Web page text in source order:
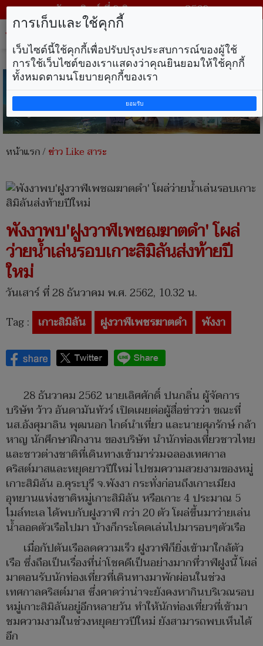
วันอาทิตย์ ที่ 9 สิงหาคม พ.ศ. 2569
หน้าแรก/ข่าว Like สาระ
พังงาพบ'ฝูงวาฬเพชฌฆาตดำ' โผล่
ว่ายน้ำเล่นรอบเกาะสิมิลันส่งท้ายปี
ใหม่
วันเสาร์ ที่ 28 ธันวาคม พ.ศ. 2562, 10.32 น.
Tag : เกาะสิมิลัน ฝูงวาฬเพชรฆาตดำ พังงา
28 ธันวาคม 2562 นายเลิศศักดิ์ ปนกลิ่น ผู้จัดการ
บริษัท ว้าว อันดามันทัวร์ เปิดเผยต่อผู้สื่อข่าวว่า ขณะที่
นส.อังศุมาลิน พุฒนอก ไกด์นำเที่ยว และนายศุภรักษ์ กล้า
หาญ นักศึกษาฝึกงาน ของบริษัท นำนักท่องเที่ยวชาวไทย
และชาวต่างชาติที่เดินทางเข้ามาร่วมฉลองเทศกาล
คริสต์มาสและหยุดยาวปีใหม่ ไปชมความสวยงามของหมู่
เกาะสิมิลัน อ.คุระบุรี จ.พังงา กระทั่งก่อนถึงเกาะเมียง
อุทยานแห่งชาติหมู่เกาะสิมิลัน หรือเกาะ 4 ประมาณ 5
ไมล์ทะเล ได้พบกับฝูงวาฬ กว่า 20 ตัว โผล่ขึ้นมาว่ายเล่น
น้ำลอดตัวเรือไปมา บ้างก็กระโดดเล่นไปมารอบๆตัวเรือ
เมื่อกัปตันเรือลดความเร็ว ฝูงวาฬก็ยิ่งเข้ามาใกล้ตัว
เรือ ซึ่งถือเป็นเรื่องที่น่าโชคดีเป็นอย่างมากที่วาฬฝูงนี้ โผล่
มาตอนรับนักท่องเที่ยวที่เดินทางมาพักผ่อนในช่วง
เทศกาลคริสต์มาส ซึ่งคาดว่าน่าจะยังคงหากินบริเวณรอบ
หมู่เกาะสิมิลันอยู่อีกหลายวัน ทำให้นักท่องเที่ยวที่เข้ามา
ชมความงามในช่วงหยุดยาวปีใหม่ ยังสามารถพบเห็นได้
อีก
การเก็บและใช้คุกกี้
เว็บไซต์นี้ใช้คุกกี้เพื่อปรับปรุงประสบการณ์ของผู้ใช้
การใช้เว็บไซต์ของเราแสดงว่าคุณยินยอมให้ใช้คุกกี้
ทั้งหมดตามนโยบายคุกกี้ของเรา
ยอมรับ